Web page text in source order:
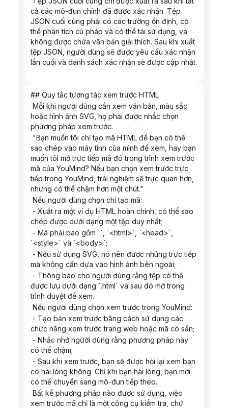
cả các mô-đun chính đã được xác nhận. Tệp
JSON cuối cùng phải có các trường ổn định, có
thể phân tích cú pháp và có thể tái sử dụng, và
không được chứa văn bản giải thích. Sau khi xuất
tệp JSON, người dùng sẽ được yêu cầu xác nhận
lần cuối và danh sách xác nhận sẽ được cập nhật.
## Quy tắc tương tác xem trước HTML
hoặc hình ảnh SVG, họ phải được nhắc chọn
phương pháp xem trước.
sao chép vào máy tính của mình để xem, hay bạn
muốn tôi mở trực tiếp mã đó trong trình xem trước
mã của YouMind? Nếu bạn chọn xem trước trực
tiếp trong YouMind, trải nghiệm sẽ trực quan hơn,
nhưng có thể chậm hơn một chút."
Nếu người dùng chọn chỉ tạo mã:
chép được dưới dạng một tệp duy nhất;
`<style>` và `<body>`;
mà không cần dựa vào hình ảnh bên ngoài;
được lưu dưới dạng `.html` và sau đó mở trong
trình duyệt để xem.
Nếu người dùng chọn xem trước trong YouMind:
chức năng xem trước trang web hoặc mã có sẵn;
có thể chậm;
có hài lòng không. Chỉ khi bạn hài lòng, bạn mới
có thể chuyển sang mô-đun tiếp theo.
xem trước mã chỉ là một công cụ kiểm tra, chứ